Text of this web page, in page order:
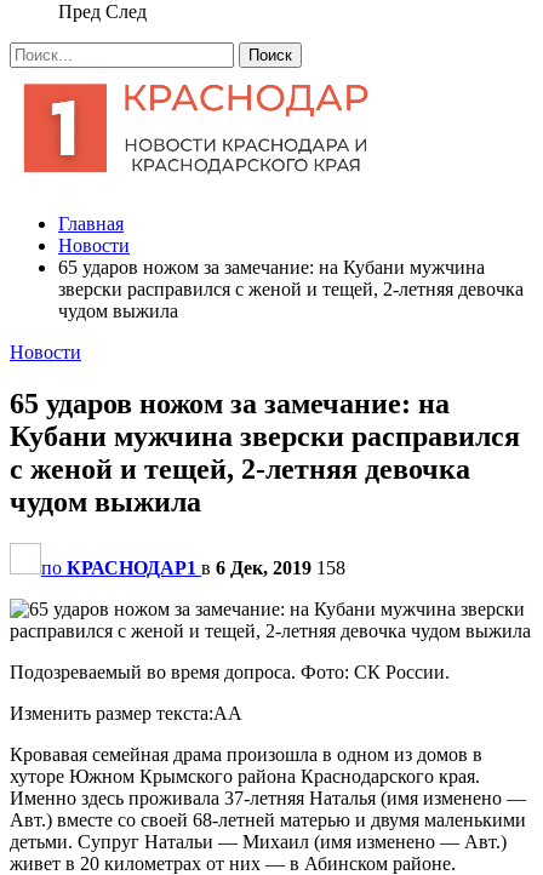
Пред След
Главная
Новости
65 ударов ножом за замечание: на Кубани мужчина
зверски расправился с женой и тещей, 2-летняя девочка
чудом выжила
Новости
65 ударов ножом за замечание: на
Кубани мужчина зверски расправился
с женой и тещей, 2-летняя девочка
чудом выжила
по КРАСНОДАР1 в 6 Дек, 2019 158
Подозреваемый во время допроса. Фото: СК России.
Изменить размер текста:AA
Кровавая семейная драма произошла в одном из домов в
хуторе Южном Крымского района Краснодарского края.
Именно здесь проживала 37-летняя Наталья (имя изменено —
Авт.) вместе со своей 68-летней матерью и двумя маленькими
детьми. Супруг Натальи — Михаил (имя изменено — Авт.)
живет в 20 километрах от них — в Абинском районе.